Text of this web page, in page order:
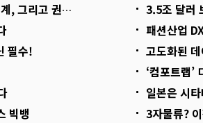
고 권력 이동
3.5조 달러
패션산업
필수!
고도화된
‘컴포트랩’
일본은 시
빅뱅
3자물류?